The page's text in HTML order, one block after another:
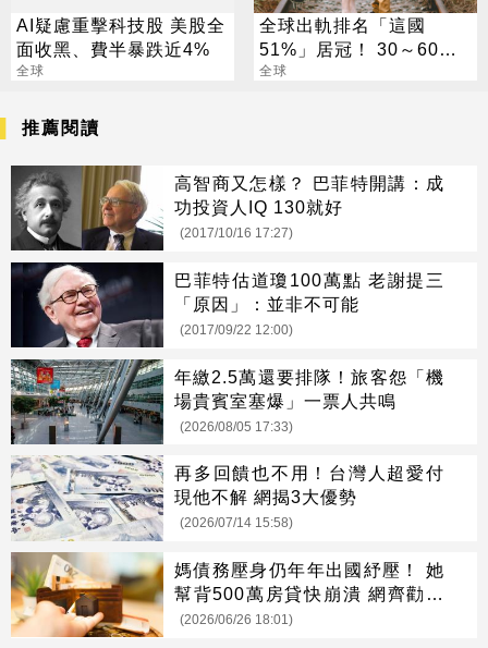
AI疑慮重擊科技股 美股全
面收黑、費半暴跌近4%
全球
全球出軌排名「這國
51%」居冠！ 30～60歲
男性是高風險族群
全球
推薦閱讀
高智商又怎樣？ 巴菲特開講：成
功投資人IQ 130就好
(2017/10/16 17:27)
巴菲特估道瓊100萬點 老謝提三
「原因」：並非不可能
(2017/09/22 12:00)
年繳2.5萬還要排隊！旅客怨「機
場貴賓室塞爆」一票人共鳴
(2026/08/05 17:33)
再多回饋也不用！台灣人超愛付
現他不解 網揭3大優勢
(2026/07/14 15:58)
媽債務壓身仍年年出國紓壓！ 她
幫背500萬房貸快崩潰 網齊勸快
逃
(2026/06/26 18:01)